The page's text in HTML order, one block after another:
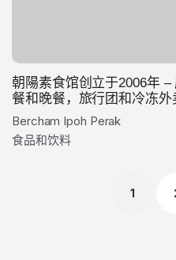
朝陽素食馆创立于2006年
餐和晚餐，旅行团和冷冻外
Bercham Ipoh Perak
食品和饮料
1